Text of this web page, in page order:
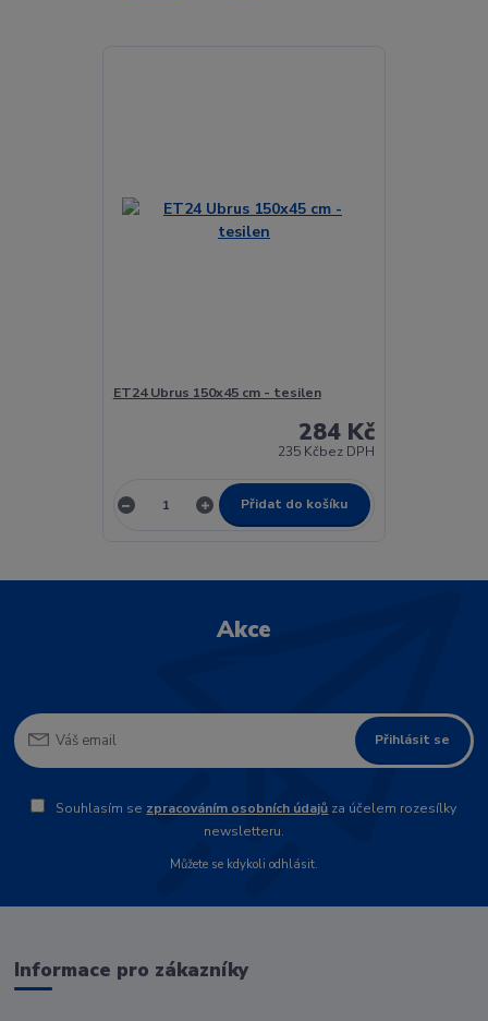
ET24 Ubrus 150x45 cm - tesilen
284 Kč
235 Kčbez DPH
Přidat do košíku
Akce
Přihlásit se
Souhlasím se zpracováním osobních údajů za účelem rozesílky
newsletteru.
Můžete se kdykoli odhlásit.
Informace pro zákazníky